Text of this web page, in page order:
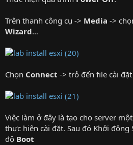
Trên thanh công cụ -> Media ->
Wizard…
Chọn Connect -> trỏ đến file cài đặt
Việc làm ở đây là tạo cho server
thực hiện cài đặt. Sau đó Khởi động
độ Boot